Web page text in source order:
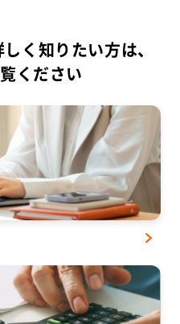
く知りたい方は、
ください